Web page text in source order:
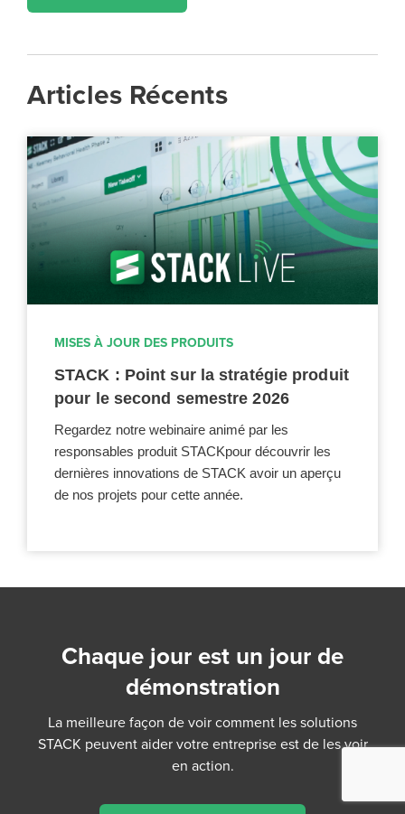
Articles Récents
MISES À JOUR DES PRODUITS
STACK : Point sur la stratégie produit
pour le second semestre 2026
Regardez notre webinaire animé par les
responsables produit STACKpour découvrir les
dernières innovations de STACK avoir un aperçu
de nos projets pour cette année.
Chaque jour est un jour de
démonstration
La meilleure façon de voir comment les solutions
STACK peuvent aider votre entreprise est de les voir
en action.